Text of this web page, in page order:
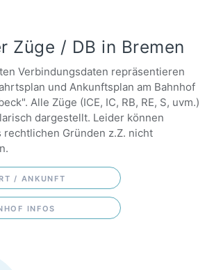
Züge / DB in Bremen
Verbindungsdaten repräsentieren
und Ankunftsplan am Bahnhof
Alle Züge (ICE, IC, RB, RE, S, uvm.)
dargestellt. Leider können
rechtlichen Gründen z.Z. nicht
/ ANKUNFT
INFOS